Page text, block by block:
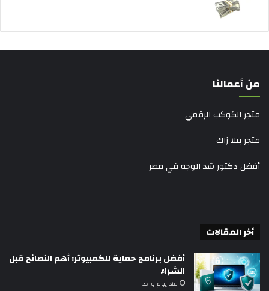
من أعمالنا
متجر الكوكب الرقمي
متجر بيلا زاك
أفضل دكتور شد الوجه في مصر
أخر المقالات
أفضل برنامج حماية للكمبيوتر: أهم النصائح قبل
الشراء
منذ يوم واحد